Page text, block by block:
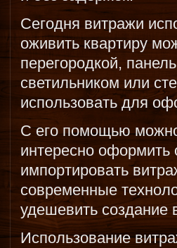
Сегодня витражи
оживить квартиру
перегородкой,
светильником или
использовать для
С его помощью
интересно оформить
импортировать
современные
удешевить создание
Использование